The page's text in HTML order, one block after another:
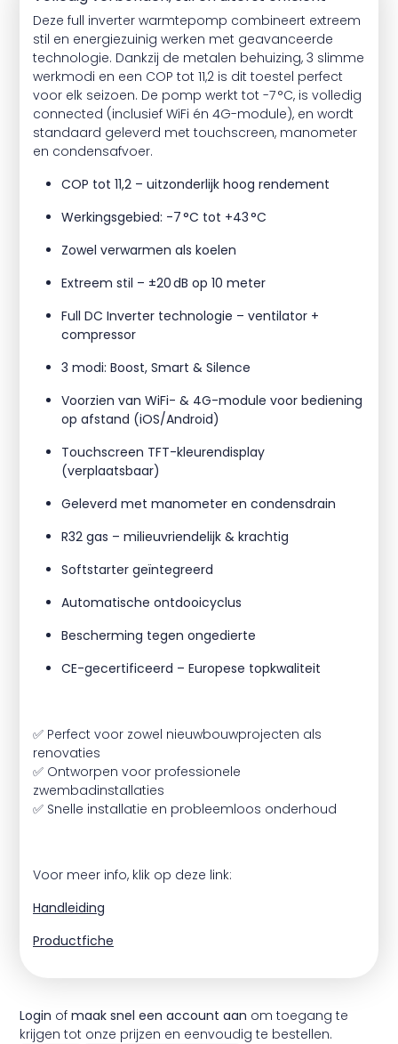
Deze full inverter warmtepomp combineert extreem
stil en energiezuinig werken met geavanceerde
technologie. Dankzij de metalen behuizing, 3 slimme
werkmodi en een COP tot 11,2 is dit toestel perfect
voor elk seizoen. De pomp werkt tot -7 °C, is volledig
connected (inclusief WiFi én 4G-module), en wordt
standaard geleverd met touchscreen, manometer
en condensafvoer.
COP tot 11,2 – uitzonderlijk hoog rendement
Werkingsgebied: -7 °C tot +43 °C
Zowel verwarmen als koelen
Extreem stil – ±20 dB op 10 meter
Full DC Inverter technologie – ventilator +
compressor
3 modi: Boost, Smart & Silence
Voorzien van WiFi- & 4G-module voor bediening
op afstand (iOS/Android)
Touchscreen TFT-kleurendisplay
(verplaatsbaar)
Geleverd met manometer en condensdrain
R32 gas – milieuvriendelijk & krachtig
Softstarter geïntegreerd
Automatische ontdooicyclus
Bescherming tegen ongedierte
CE-gecertificeerd – Europese topkwaliteit
✅ Perfect voor zowel nieuwbouwprojecten als
renovaties
✅ Ontworpen voor professionele
zwembadinstallaties
✅ Snelle installatie en probleemloos onderhoud
Voor meer info, klik op deze link:
Handleiding
Productfiche
Login of maak snel een account aan om toegang te
krijgen tot onze prijzen en eenvoudig te bestellen.